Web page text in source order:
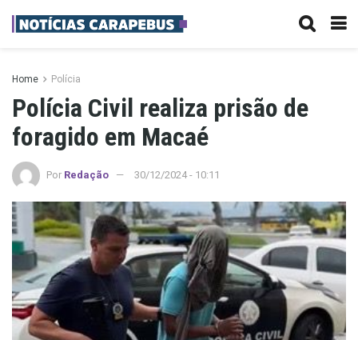
Home Polícia
Polícia Civil realiza prisão de
foragido em Macaé
Por Redação 30/12/2024 - 10:11